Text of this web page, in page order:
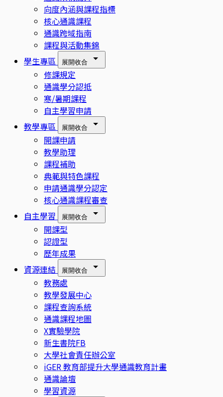
向度內涵與課程指標
核心通識課程
通識跨域指南
課程與活動集錦
學生專區
展開收合
修課規定
通識學分認抵
寒/暑期課程
自主學習申請
教學專區
展開收合
開課申請
教學助理
課程補助
典範與特色課程
申請通識學分認定
核心通識課程審查
自主學習
展開收合
開課型
認證型
歷年成果
資源連結
展開收合
教務處
教學發展中心
課程查詢系統
通識課程地圖
X實驗學院
新生書院FB
大學社會責任辦公室
iGER 教育部提升大學通識教育計畫
通識論壇
學習資源